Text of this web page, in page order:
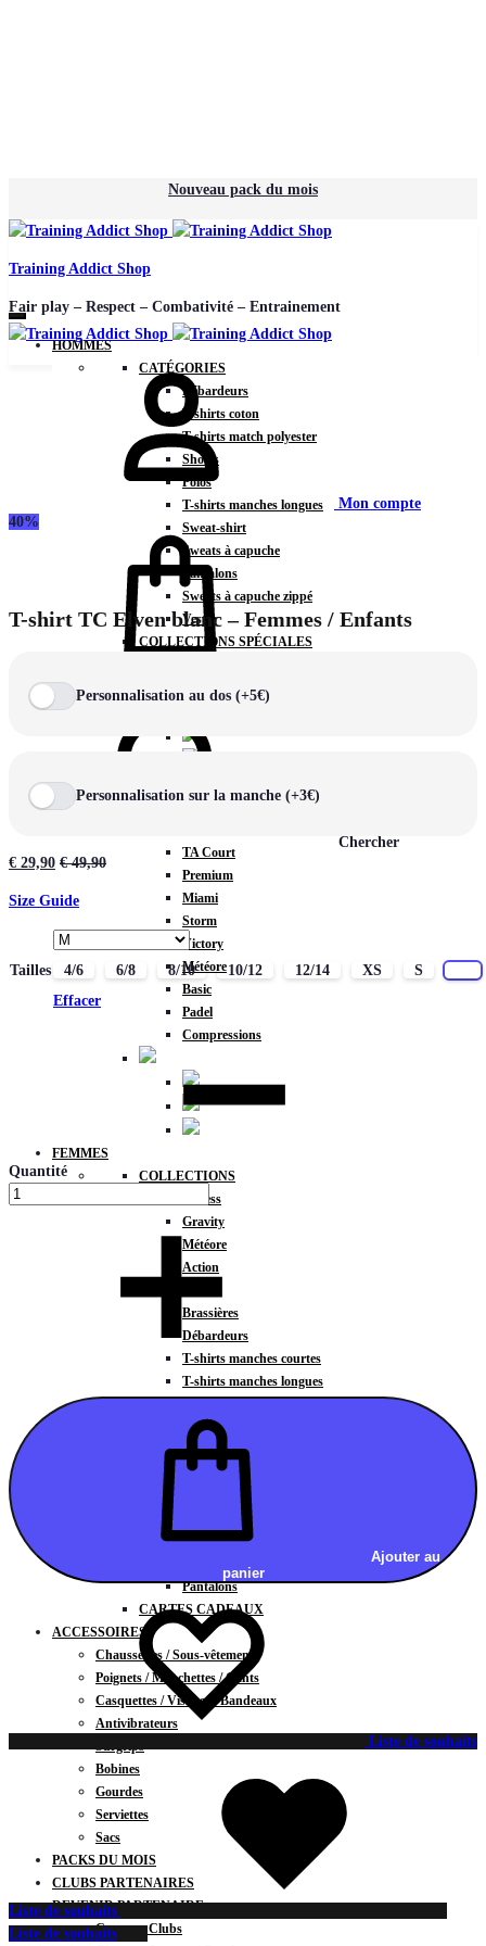
Nouveau pack du mois
Training Addict Shop
Fair play – Respect – Combativité – Entrainement
HOMMES
CATÉGORIES
Débardeurs
T-shirts coton
T-shirts match polyester
Shorts
Polos
T-shirts manches longues
Sweat-shirt
Sweats à capuche
Pantalons
Sweats à capuche zippé
Vestes
COLLECTIONS SPÉCIALES
TA Court
Premium
Miami
Storm
Victory
Météore
Basic
Padel
Compressions
FEMMES
COLLECTIONS
Fitness
Gravity
Météore
Action
Brassières
Débardeurs
T-shirts manches courtes
T-shirts manches longues
Sweats à capuche
Sweats à capuche zippé
Vestes
BAS
Shorts
Pantalons
CARTES CADEAUX
ACCESSOIRES
Chaussettes / Sous-vêtements
Poignets / Manchettes / Gants
Casquettes / Visières / Bandeaux
Antivibrateurs
Surgrips
Bobines
Gourdes
Serviettes
Sacs
PACKS DU MOIS
CLUBS PARTENAIRES
DEVENIR PARTENAIRE
Contrats Clubs
Mon compte
Chercher
40%
T-shirt TC Elven blanc – Femmes / Enfants
Personnalisation au dos (+5€)
Personnalisation sur la manche (+3€)
€ 29,90 €49,90
Size Guide
Tailles 4/6 6/8 8/10 10/12 12/14 XS S
Effacer
Quantité
Ajouter au
panier
Liste de souhaits
Liste de souhaits
Liste de souhaits